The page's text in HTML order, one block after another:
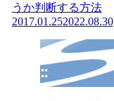
うか判断する方法
2017.01.252022.08.30